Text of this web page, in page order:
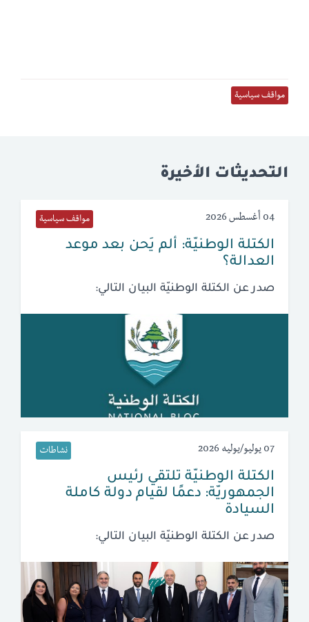
مواقف سياسية
التحديثات الأخيرة
04 أغسطس 2026 مواقف سياسية
الكتلة الوطنيّة: ألم يَحن بعد موعد
العدالة؟
صدر عن الكتلة الوطنيّة البيان التالي:
07 يوليو/يوليه 2026 نشاطات
الكتلة الوطنيّة تلتقي رئيس
الجمهوريّة: دعمًا لقيام دولة كاملة
السيادة
صدر عن الكتلة الوطنيّة البيان التالي: